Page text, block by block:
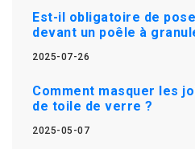
Est-il obligatoire de
devant un poêle à
2025-07-26
Comment masquer les
de toile de verre ?
2025-05-07